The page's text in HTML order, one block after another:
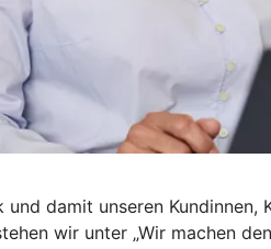
damit unseren
wir unter „Wir machen